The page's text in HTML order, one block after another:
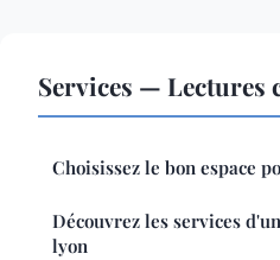
Services — Lectures
Choisissez le bon espace
Découvrez les services
lyon